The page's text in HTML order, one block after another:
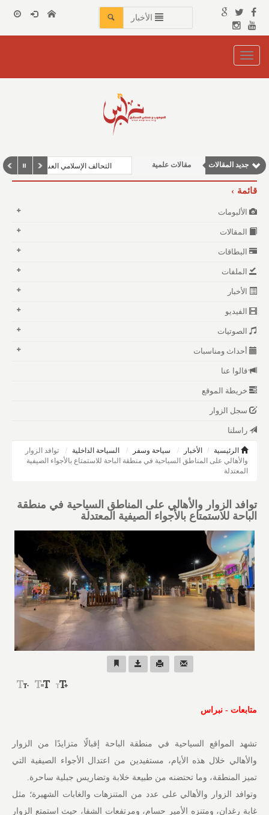
الأخبار
Toggle
navigation
جديد المقالات
نوافذ الثقافة و الأدب
مقالات علمية
وطنية
التحالف الإسلامي العسكري
قائمة
الألبومات
المقالات
البطاقات
الملفات
الأخبار
الفيديو
الصوتيات
أحداث ومناسبات
قالوا عنا
خريطة الموقع
سجل الزوار
راسلنا
الرئيسية الأخبار سياحة وسفر السياحة الداخلية
توافد الزوار
والأهالي على المناطق السياحية في منطقة الباحة للاستمتاع بالأجواء الصيفية
المعتدلة
توافد الزوار والأهالي على المناطق السياحية في منطقة
الباحة للاستمتاع بالأجواء الصيفية المعتدلة
متابعات - نبراس
تشهد المواقع السياحية في منطقة الباحة إقبالًا متزايدًا من الزوار
والأهالي خلال هذه الأيام، مستفيدين من اعتدال الأجواء الصيفية التي
تميز المنطقة، وما تحتضنه من طبيعة خلابة وتضاريس جبلية ساحرة.
وتوافد الزوار والأهالي على عدد من المتنزهات والغابات الشهيرة؛ مثل
غابة رغدان، ومتنزه الأمير حسام، ومرتفعات الشفا، حيث استمتع الزوار